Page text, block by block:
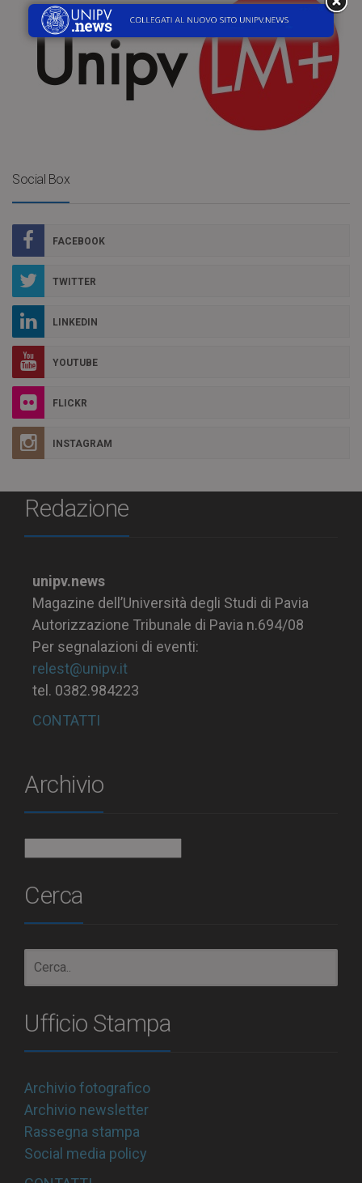
Social Box
FACEBOOK
TWITTER
LINKEDIN
YOUTUBE
FLICKR
INSTAGRAM
Redazione
unipv.news
Magazine dell’Università degli Studi di Pavia
Autorizzazione Tribunale di Pavia n.694/08
Per segnalazioni di eventi:
relest@unipv.it
tel. 0382.984223
CONTATTI
Archivio
Cerca
Ufficio Stampa
Archivio fotografico
Archivio newsletter
Rassegna stampa
Social media policy